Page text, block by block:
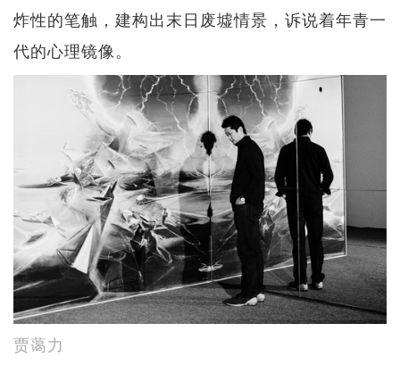
炸性的笔触，建构出末日废墟情景，诉说着年青一
代的心理镜像。
贾蔼力